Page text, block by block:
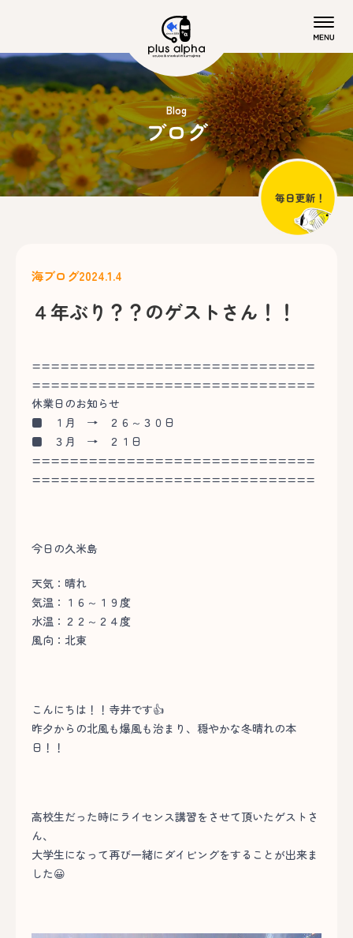
Blog
ブログ
海ブログ2024.1.4
４年ぶり？？のゲストさん！！
==============================
==============================
休業日のお知らせ
■ １月 → ２６～３０日
■ ３月 → ２１日
==============================
==============================
今日の久米島
天気：晴れ
気温：１６～１９度
水温：２２～２４度
風向：北東
こんにちは！！寺井です👍
昨夕からの北風も爆風も治まり、穏やかな冬晴れの本
日！！
高校生だった時にライセンス講習をさせて頂いたゲストさ
ん、
大学生になって再び一緒にダイビングをすることが出来ま
した😀